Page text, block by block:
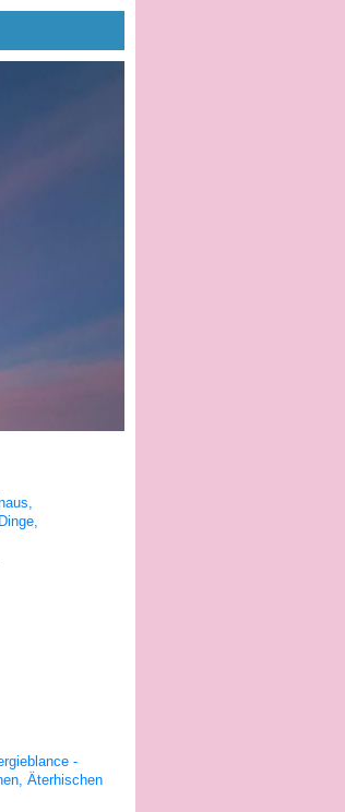
-
Äterhischen